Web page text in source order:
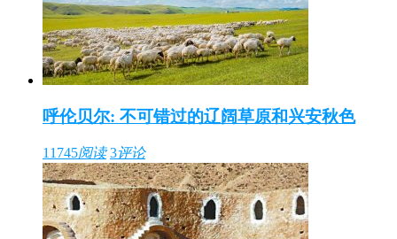
呼伦贝尔: 不可错过的辽阔草原和兴安秋色
11745阅读 3评论